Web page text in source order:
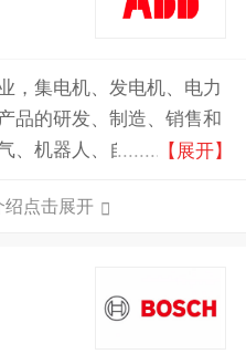
，集电机、发电机、电力
品的研发、制造、销售和
、机器人、自动化、运动
【展开】
绍点击展开